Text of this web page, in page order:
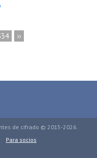
››
de cifrado © 2015-2026.
Para socios